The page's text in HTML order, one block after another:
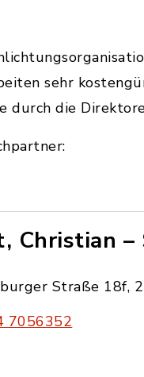
sehr
die
Christian –
Straße 18f,
7056352